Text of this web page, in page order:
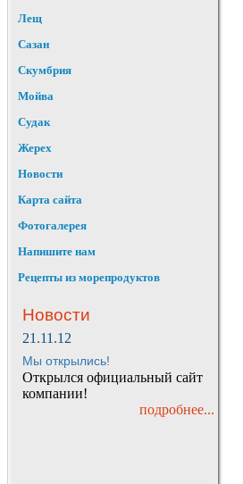
Лещ
Сазан
Скумбрия
Мойва
Судак
Жерех
Новости
Карта сайта
Фотогалерея
Напишите нам
Рецепты из морепродуктов
Новости
21.11.12
Мы открылись!
Открылся официальный сайт
компании!
подробнее...